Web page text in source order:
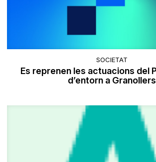
SOCIETAT
Es reprenen les actuacions del
d’entorn a Granollers